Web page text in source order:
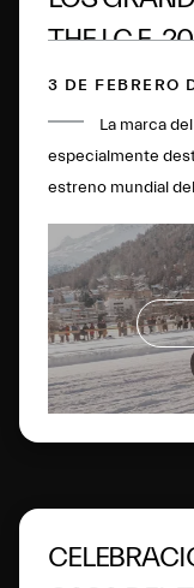
THE I.C.E.
HERENCIA
3 DE FEBRERO
La marca
especialmente
estreno mundial
Wheels.